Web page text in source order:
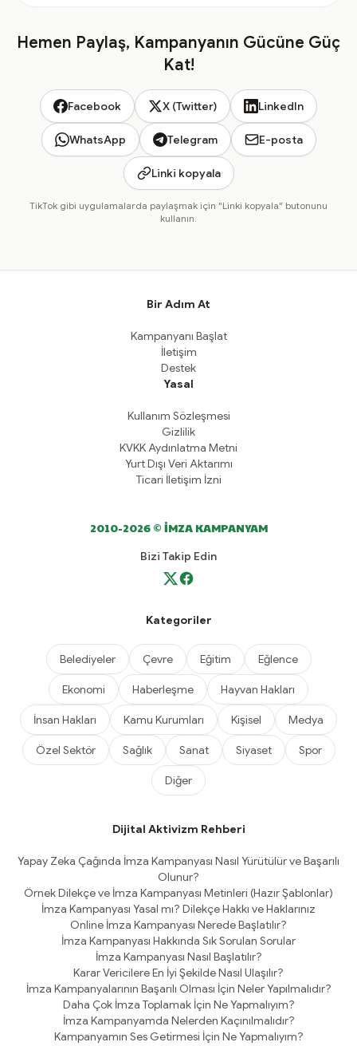
Hemen Paylaş, Kampanyanın Gücüne Güç
Kat!
Facebook X (Twitter) LinkedIn
WhatsApp Telegram E-posta
Linki kopyala
TikTok gibi uygulamalarda paylaşmak için "Linki kopyala" butonunu
kullanın.
Bir Adım At
Kampanyanı Başlat
İletişim
Destek
Yasal
Kullanım Sözleşmesi
Gizlilik
KVKK Aydınlatma Metni
Yurt Dışı Veri Aktarımı
Ticari İletişim İzni
2010-2026 © İMZA KAMPANYAM
Bizi Takip Edin
Kategoriler
Belediyeler Çevre Eğitim Eğlence
Ekonomi Haberleşme Hayvan Hakları
İnsan Hakları Kamu Kurumları Kişisel Medya
Özel Sektör Sağlık Sanat Siyaset Spor
Diğer
Dijital Aktivizm Rehberi
Yapay Zeka Çağında İmza Kampanyası Nasıl Yürütülür ve Başarılı
Olunur?
Örnek Dilekçe ve İmza Kampanyası Metinleri (Hazır Şablonlar)
İmza Kampanyası Yasal mı? Dilekçe Hakkı ve Haklarınız
Online İmza Kampanyası Nerede Başlatılır?
İmza Kampanyası Hakkında Sık Sorulan Sorular
İmza Kampanyası Nasıl Başlatılır?
Karar Vericilere En İyi Şekilde Nasıl Ulaşılır?
İmza Kampanyalarının Başarılı Olması İçin Neler Yapılmalıdır?
Daha Çok İmza Toplamak İçin Ne Yapmalıyım?
İmza Kampanyamda Nelerden Kaçınılmalıdır?
Kampanyamın Ses Getirmesi İçin Ne Yapmalıyım?